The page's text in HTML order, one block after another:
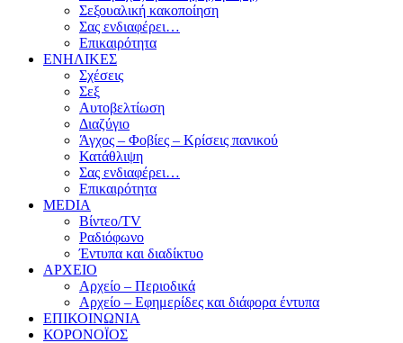
Σεξουαλική κακοποίηση
Σας ενδιαφέρει…
Επικαιρότητα
ΕΝΗΛΙΚΕΣ
Σχέσεις
Σεξ
Αυτοβελτίωση
Διαζύγιο
Άγχος – Φοβίες – Κρίσεις πανικού
Κατάθλιψη
Σας ενδιαφέρει…
Επικαιρότητα
MEDIA
Βίντεο/TV
Ραδιόφωνο
Έντυπα και διαδίκτυο
ΑΡΧΕΙΟ
Αρχείο – Περιοδικά
Αρχείο – Εφημερίδες και διάφορα έντυπα
ΕΠΙΚΟΙΝΩΝΙΑ
ΚΟΡΟΝΟΪΟΣ